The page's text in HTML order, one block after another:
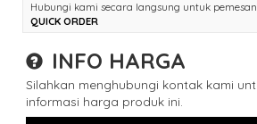
Hubungi kami secara langsung untuk
QUICK ORDER
INFO HARGA
Silahkan menghubungi kontak kami
informasi harga produk ini.